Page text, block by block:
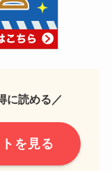
に読める ／
を見る